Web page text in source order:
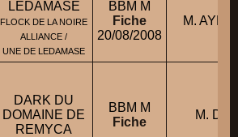
LEDAMASE
FLOCK DE LA NOIRE
ALLIANCE /
UNE DE LEDAMASE
BBM M
Fiche
20/08/2008
M.
DARK DU
DOMAINE DE
REMYCA
BBM M
Fiche
M.